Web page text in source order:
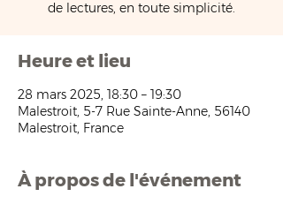
de lectures, en toute simplicité.
Heure et lieu
28 mars 2025, 18:30 – 19:30
Malestroit, 5-7 Rue Sainte-Anne, 56140
Malestroit, France
À propos de l'événement